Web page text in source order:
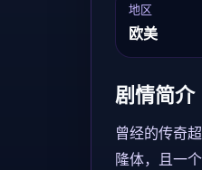
地区
欧美
剧情简介
曾经的传奇
隆体，且一